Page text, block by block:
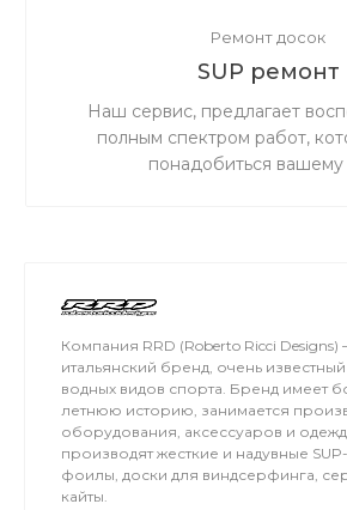
Ремонт досок
SUP ремонт
Наш сервис, предлагает
полным спектром работ,
понадобиться вашему
Компания RRD (Roberto Ricci Designs)
итальянский бренд, очень
водных видов спорта. Бренд имеет
летнюю историю, занимается
оборудования, аксессуаров и
производят жесткие и надувные
фоилы, доски для виндсерфинга,
кайты.